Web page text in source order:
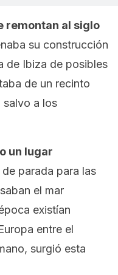
remontan al siglo
su construcción
de Ibiza de posibles
de un recinto
salvo a los
un lugar
parada para las
el mar
existían
entre el
surgió esta